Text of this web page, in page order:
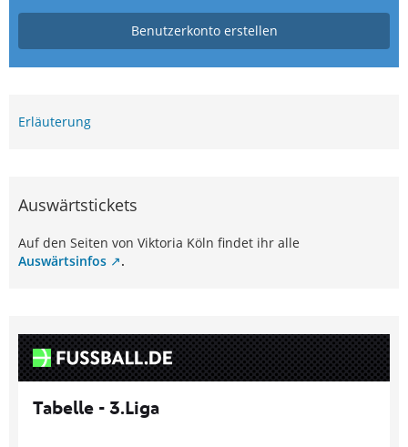
Benutzerkonto erstellen
Erläuterung
Auswärtstickets
Auf den Seiten von Viktoria Köln findet ihr alle
Auswärtsinfos
.